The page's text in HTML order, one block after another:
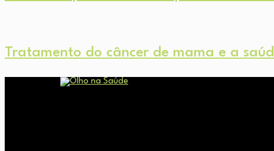
Tratamento do câncer de mama e a